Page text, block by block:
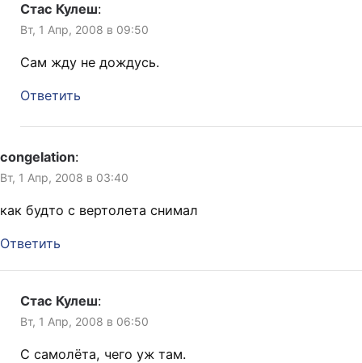
Стас Кулеш:
Вт, 1 Апр, 2008 в 09:50
Сам жду не дождусь.
Ответить
congelation:
Вт, 1 Апр, 2008 в 03:40
как будто с вертолета снимал
Ответить
Стас Кулеш:
Вт, 1 Апр, 2008 в 06:50
С самолёта, чего уж там.